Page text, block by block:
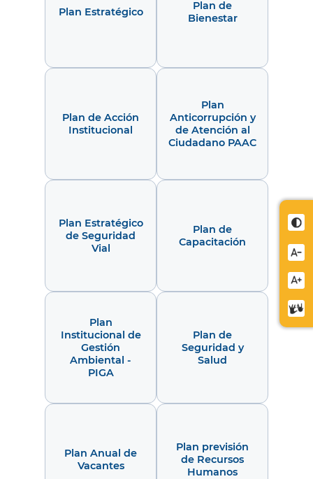
de
Plan Estratégico
Plan de
Bienestar
Plan de Acción
Institucional
Plan
Anticorrupción y
de Atención al
Ciudadano PAAC
Plan Estratégico
de Seguridad
Vial
Plan de
Capacitación
Plan
Institucional de
Gestión
Ambiental -
PIGA
Plan de
Seguridad y
Salud
Plan Anual de
Vacantes
Plan previsión
de Recursos
Humanos